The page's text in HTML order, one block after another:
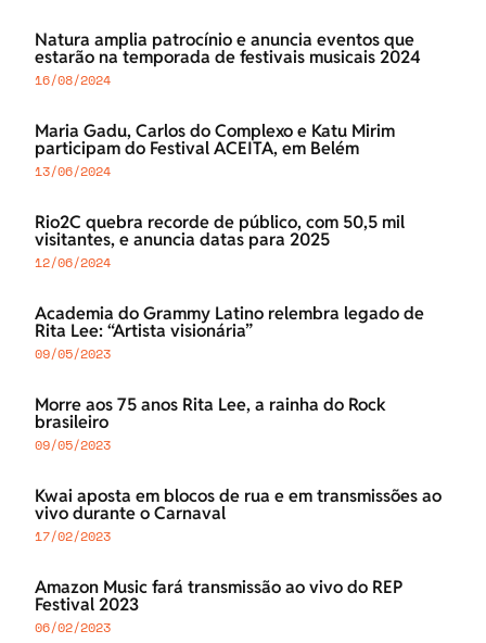
Natura amplia patrocínio e anuncia eventos que
estarão na temporada de festivais musicais 2024
16/08/2024
Maria Gadu, Carlos do Complexo e Katu Mirim
participam do Festival ACEITA, em Belém
13/06/2024
Rio2C quebra recorde de público, com 50,5 mil
visitantes, e anuncia datas para 2025
12/06/2024
Academia do Grammy Latino relembra legado de
Rita Lee: “Artista visionária”
09/05/2023
Morre aos 75 anos Rita Lee, a rainha do Rock
brasileiro
09/05/2023
Kwai aposta em blocos de rua e em transmissões ao
vivo durante o Carnaval
17/02/2023
Amazon Music fará transmissão ao vivo do REP
Festival 2023
06/02/2023